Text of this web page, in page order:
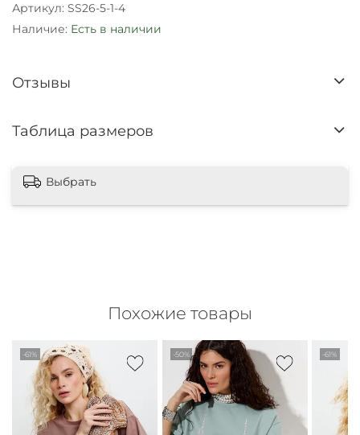
Артикул: SS26-5-1-4
Наличие: Есть в наличии
Отзывы
Таблица размеров
Выбрать
Похожие товары
-61% -50% -61%